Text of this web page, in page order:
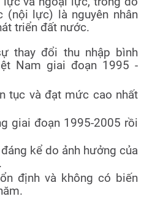
(nội lực) là nguyên nhân
triển đất nước.
thay đổi thu nhập bình
Nam giai đoạn 1995 -
tục và đạt mức cao nhất
giai đoạn 1995-2005 rồi
kể do ảnh hưởng của
định và không có biến